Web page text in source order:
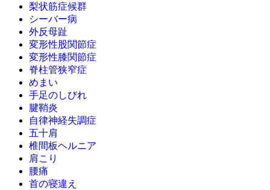
梨状筋症候群
シーバー病
外反母趾
変形性股関節症
変形性膝関節症
脊柱管狭窄症
めまい
手足のしびれ
腱鞘炎
自律神経失調症
五十肩
椎間板ヘルニア
肩こり
腰痛
首の寝違え